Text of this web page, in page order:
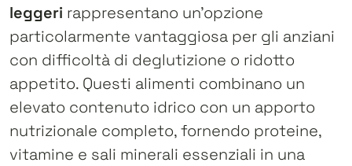
leggeri rappresentano un’opzione
particolarmente vantaggiosa per gli anziani
con difficoltà di deglutizione o ridotto
appetito. Questi alimenti combinano un
elevato contenuto idrico con un apporto
nutrizionale completo, fornendo proteine,
vitamine e sali minerali essenziali in una